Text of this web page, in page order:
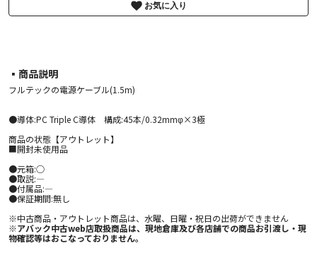
お気に入り
▪︎商品説明
フルテックの電源ケーブル(1.5m)
●導体:PC Triple C導体 構成:45本/0.32mmφ×3極
商品の状態【アウトレット】
■開封未使用品
●元箱:○
●取説:―
●付属品:―
●保証期間:無し
※中古商品・アウトレット商品は、水曜、日曜・祝日の出荷ができません
※アバック中古web店取扱商品は、現地倉庫及び各店舗での商品お引渡し・現
物確認等はおこなっておりません。